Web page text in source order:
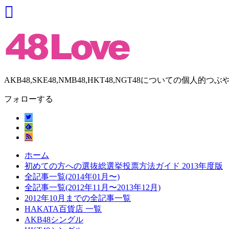
AKB48,SKE48,NMB48,HKT48,NGT48についての個人的つぶ
フォローする
ホーム
初めての方への選抜総選挙投票方法ガイド 2013年度版
全記事一覧(2014年01月〜)
全記事一覧(2012年11月〜2013年12月)
2012年10月までの全記事一覧
HAKATA百貨店 一覧
AKB48シングル